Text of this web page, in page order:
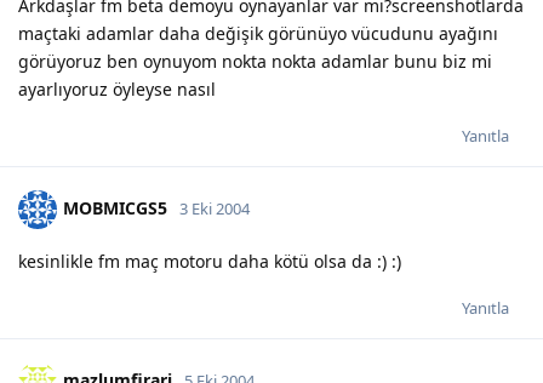
Arkdaşlar fm beta demoyu oynayanlar var mı?screenshotlarda
maçtaki adamlar daha değişik görünüyo vücudunu ayağını
görüyoruz ben oynuyom nokta nokta adamlar bunu biz mi
ayarlıyoruz öyleyse nasıl
Yanıtla
MOBMICGS5 3 Eki 2004
kesinlikle fm maç motoru daha kötü olsa da :) :)
Yanıtla